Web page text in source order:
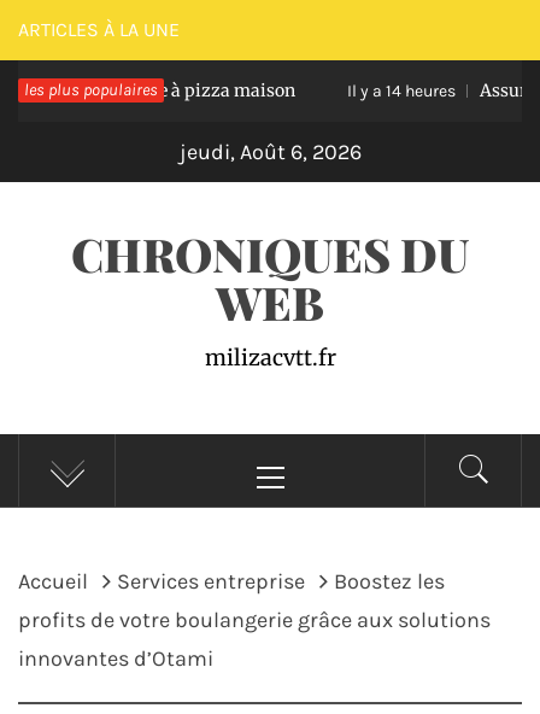
Passer
au
contenu
ARTICLES À LA UNE
les plus populaires
une pâte à pizza maison Il y a 14 heures Assurance auto
jeudi, Août 6, 2026
CHRONIQUES DU
WEB
milizacvtt.fr
principal
Accueil Services entreprise
Boostez les
profits de votre boulangerie grâce aux solutions
innovantes d’Otami